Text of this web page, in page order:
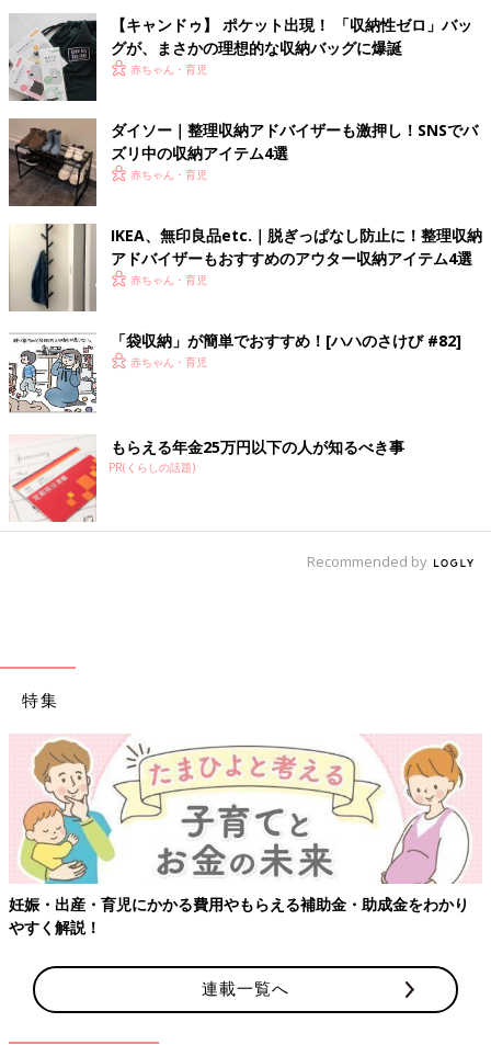
【キャンドゥ】 ポケット出現！ 「収納性ゼロ」バッ
グが、まさかの理想的な収納バッグに爆誕
赤ちゃん・育児
ダイソー｜整理収納アドバイザーも激押し！SNSでバ
ズリ中の収納アイテム4選
赤ちゃん・育児
IKEA、無印良品etc.｜脱ぎっぱなし防止に！整理収納
アドバイザーもおすすめのアウター収納アイテム4選
赤ちゃん・育児
「袋収納」が簡単でおすすめ！[ハハのさけび #82]
赤ちゃん・育児
もらえる年金25万円以下の人が知るべき事
PR(くらしの話題)
Recommended by
特集
妊娠・出産・育児にかかる費用やもらえる補助金・助成金をわかり
やすく解説！
連載一覧へ